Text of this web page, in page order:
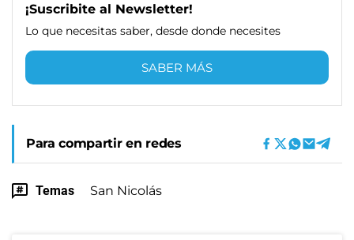
¡Suscribite al Newsletter!
Lo que necesitas saber, desde donde necesites
SABER MÁS
Para compartir en redes
Temas San Nicolás